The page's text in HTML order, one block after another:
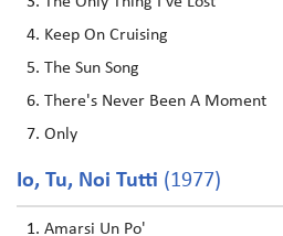
Keep On Cruising
The Sun Song
There's Never Been A Moment
Only
Io, Tu, Noi Tutti (1977)
Amarsi Un Po'